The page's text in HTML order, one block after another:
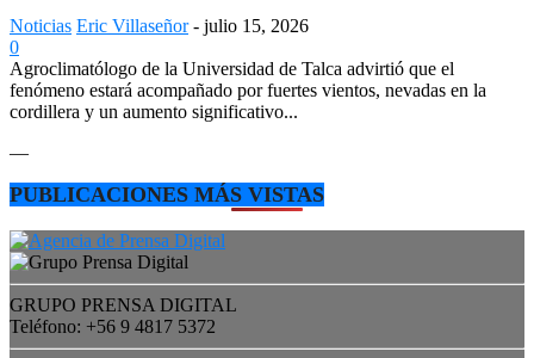
Noticias Eric Villaseñor - julio 15, 2026
0
Agroclimatólogo de la Universidad de Talca advirtió que el
fenómeno estará acompañado por fuertes vientos, nevadas en la
cordillera y un aumento significativo...
—
PUBLICACIONES MÁS VISTAS
GRUPO PRENSA DIGITAL
Teléfono: +56 9 4817 5372